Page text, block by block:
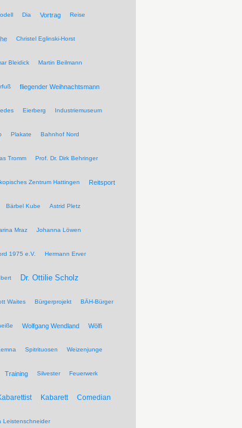
Dia Vortrag Reise
Christel Eglinski-Horst
Bleidick Martin Beilmann
fliegender Weihnachtsmann
Eierberg Industriemuseum
Plakate Bahnhof Nord
Tromm Prof. Dr. Dirk Behringer
Zentrum Hattingen Reitsport
Bärbel Kube Astrid Pletz
Mraz Johanna Löwen
1975 e.V. Hermann Erver
Dr. Ottilie Scholz
Waites Bürgerprojekt BÄH-Bürger
Wolfgang Wendland Wölfi
Spitrituosen Weizenjunge
Training Silvester Feuerwerk
Kabarett Comedian
Leistenschneider